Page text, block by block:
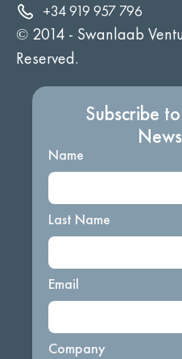
+34 919 957 796
© 2014 - Swanlaab
Reserved.
Subscribe
Name
Last Name
Email
Company